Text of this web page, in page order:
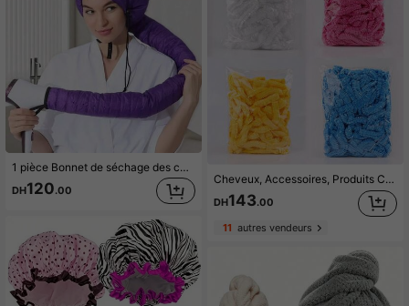
1 pièce Bonnet de séchage des cheveux, Bonnet de sèche-cheveux, Bonnet chauffant, Bonnet chaud de sèche-cheveux, Couvre-chef, Bonnet de séchage, Outil de coiffure portable pour la maison
DH120.00
Cheveux, Accessoires, Produits Capillaires, Outils Capillaires, Articles Capillaires, Soins Capillaires, Brosse à Cheveux Bouclés, Barbier, Accessoires de Barbier, Équipement de Coiffure, Essentiels de Voyage, Essentiels de Voyage, Coiffure, Coiffure, Cheveux, Voyage, Produits Capillaires, Outils Capillaires, Articles Capillaires, Barbier, Accessoires de Barbier, Salon de Coiffure, Équipement de Coiffure
DH143.00
11 autres vendeurs